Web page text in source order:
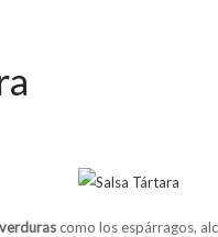
verdurascomo los espárragos,